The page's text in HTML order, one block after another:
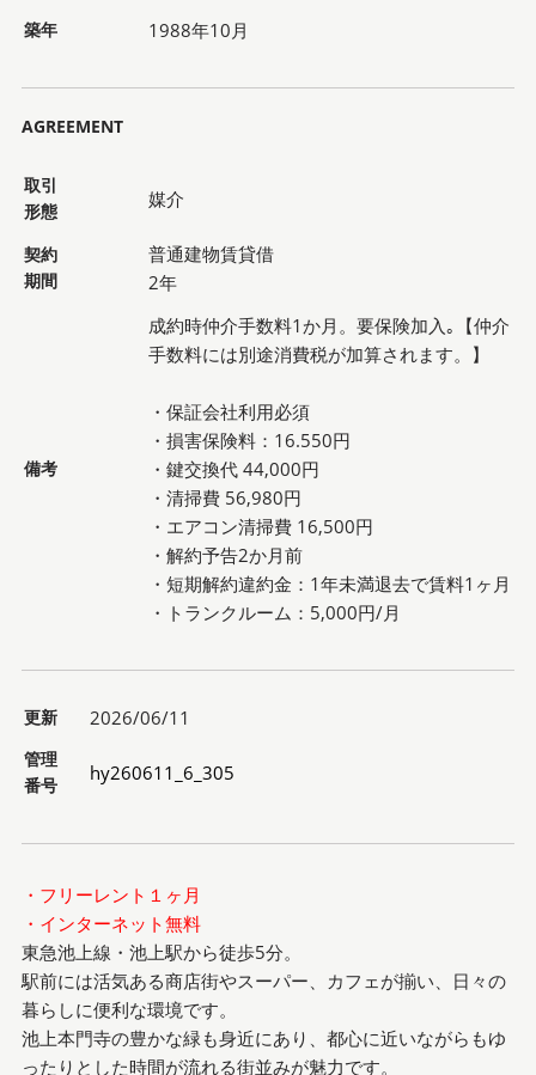
築年 1988年10月
AGREEMENT
取引
形態
媒介
契約
期間
普通建物賃貸借
2年
備考
成約時仲介手数料1か月。要保険加入｡【仲介
手数料には別途消費税が加算されます。】
・保証会社利用必須
・損害保険料：16.550円
・鍵交換代 44,000円
・清掃費 56,980円
・エアコン清掃費 16,500円
・解約予告2か月前
・短期解約違約金：1年未満退去で賃料1ヶ月
・トランクルーム：5,000円/月
更新 2026/06/11
管理
番号
hy260611_6_305
・フリーレント１ヶ月
・インターネット無料
東急池上線・池上駅から徒歩5分。
駅前には活気ある商店街やスーパー、カフェが揃い、日々の
暮らしに便利な環境です。
池上本門寺の豊かな緑も身近にあり、都心に近いながらもゆ
ったりとした時間が流れる街並みが魅力です。